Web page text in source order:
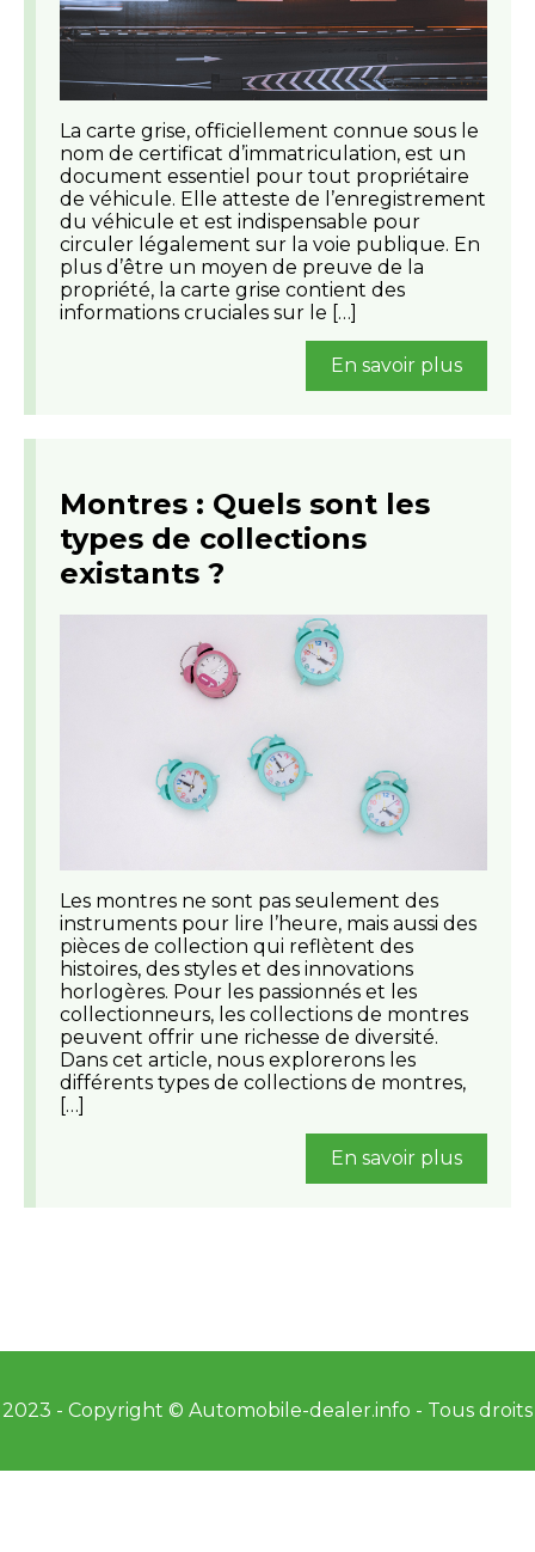
La carte grise, officiellement connue sous le
nom de certificat d’immatriculation, est un
document essentiel pour tout propriétaire
de véhicule. Elle atteste de l’enregistrement
du véhicule et est indispensable pour
circuler légalement sur la voie publique. En
plus d’être un moyen de preuve de la
propriété, la carte grise contient des
informations cruciales sur le […]
En savoir plus
Montres : Quels sont les
types de collections
existants ?
Les montres ne sont pas seulement des
instruments pour lire l’heure, mais aussi des
pièces de collection qui reflètent des
histoires, des styles et des innovations
horlogères. Pour les passionnés et les
collectionneurs, les collections de montres
peuvent offrir une richesse de diversité.
Dans cet article, nous explorerons les
différents types de collections de montres,
[…]
En savoir plus
2023 - Copyright © Automobile-dealer.info - Tous droits